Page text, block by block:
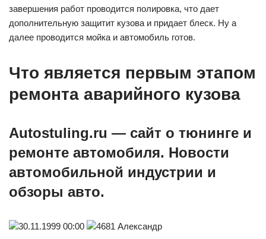
завершения работ проводится полировка, что дает
дополнительную защитит кузова и придает блеск. Ну а
далее проводится мойка и автомобиль готов.
Что является первым этапом
ремонта аварийного кузова
Autostuling.ru — сайт о тюнинге и
ремонте автомобиля. Новости
автомобильной индустрии и
обзоры авто.
30.11.1999 00:00 4681 Александр